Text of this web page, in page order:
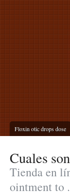
Floxin otic drops dose
Cuales
Tienda en
ointment to